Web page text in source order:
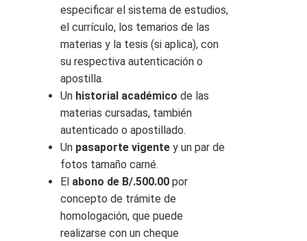
especificar el sistema de estudios,
el currículo, los temarios de las
materias y la tesis (si aplica), con
su respectiva autenticación o
apostilla.
Un historial académico de las
materias cursadas, también
autenticado o apostillado.
Un pasaporte vigente y un par de
fotos tamaño carné.
El abono de B/.500.00 por
concepto de trámite de
homologación, que puede
realizarse con un cheque